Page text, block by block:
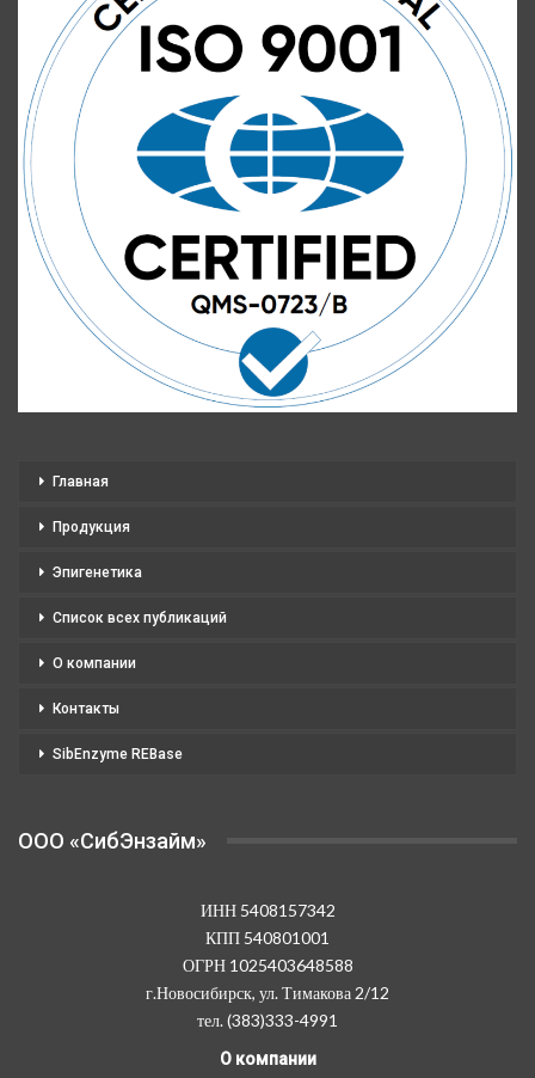
Главная
Продукция
Эпигенетика
Список всех публикаций
О компании
Контакты
SibEnzyme REBase
OOO «СибЭнзайм»
ИНН 5408157342
КПП 540801001
ОГРН 1025403648588
г.Новосибирск, ул. Тимакова 2/12
тел. (383)333-4991
О компании